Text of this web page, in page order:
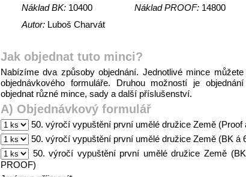
Náklad BK: 10400 Náklad PROOF: 14800
Autor: Luboš Charvát
Jak objednat tuto minci?
Nabízíme dva způsoby objednání. Jednotlivé mince
objednávkového formuláře. Druhou možností je
objednat různé mince, sady a další příslušenství.
A) Objednávkový formulář
50. výročí vypuštění první umělé družice Země (Proof
50. výročí vypuštění první umělé družice Země (BK á
50. výročí vypuštění první umělé družice Země
PROOF)